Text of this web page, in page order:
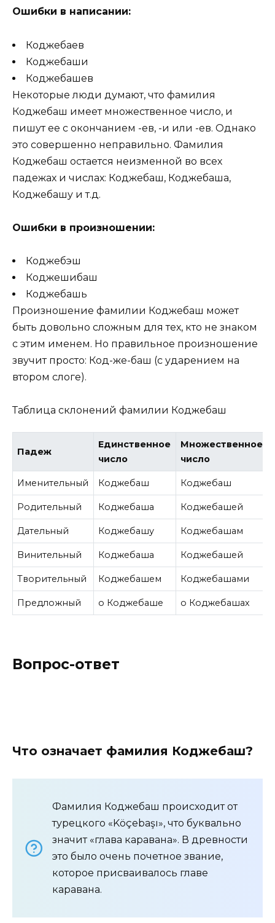
Ошибки в написании:
Коджебаев
Коджебаши
Коджебашев
Некоторые люди думают, что фамилия
Коджебаш имеет множественное число, и
пишут ее с окончанием -ев, -и или -ев. Однако
это совершенно неправильно. Фамилия
Коджебаш остается неизменной во всех
падежах и числах: Коджебаш, Коджебаша,
Коджебашу и т.д.
Ошибки в произношении:
Коджебэш
Коджешибаш
Коджебашь
Произношение фамилии Коджебаш может
быть довольно сложным для тех, кто не знаком
с этим именем. Но правильное произношение
звучит просто: Код-же-баш (с ударением на
втором слоге).
Таблица склонений фамилии Коджебаш
Падеж
Единственное
число
Множественное
число
Именительный Коджебаш Коджебаш
Родительный Коджебаша Коджебашей
Дательный Коджебашу Коджебашам
Винительный Коджебаша Коджебашей
Творительный Коджебашем Коджебашами
Предложный о Коджебаше о Коджебашах
Вопрос-ответ
Что означает фамилия Коджебаш?
Фамилия Коджебаш происходит от
турецкого «Köçebaşı», что буквально
значит «глава каравана». В древности
это было очень почетное звание,
которое присваивалось главе
каравана.